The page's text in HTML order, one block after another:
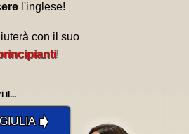
l'inglese!
con il suo
!
il...
➧